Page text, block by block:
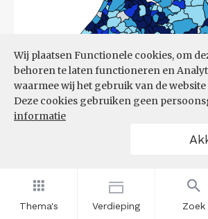
Thema's Verdieping Zoek
Wij plaatsen Functionele cookies, om
behoren te laten functioneren en
waarmee wij het gebruik van de
Deze cookies gebruiken geen
informatie
Bron: